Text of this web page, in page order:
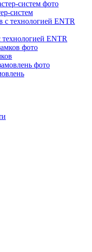
систем
технологией ENTR